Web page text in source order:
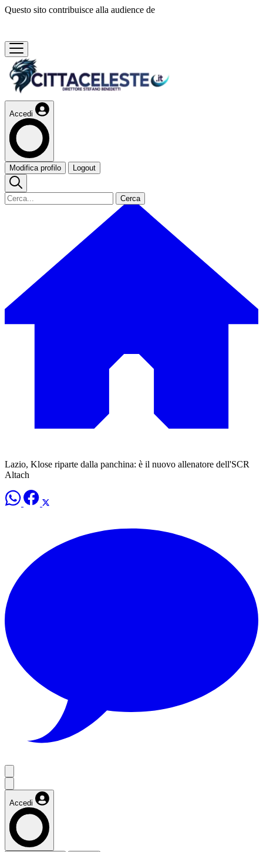
Questo sito contribuisce alla audience de
Accedi
Modifica profilo Logout
Cerca
Lazio, Klose riparte dalla panchina: è il nuovo allenatore dell'SCR
Altach
Accedi